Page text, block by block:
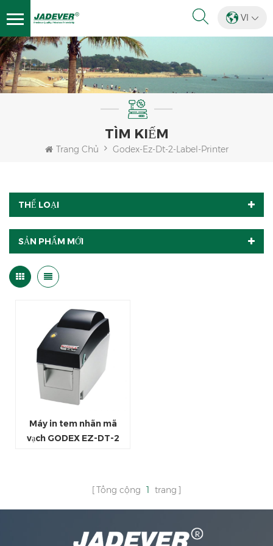
VI
TÌM KIẾM
Trang Chủ Godex-Ez-Dt-2-Label-Printer
THỂ LOẠI
SẢN PHẨM MỚI
Máy in tem nhãn mã
vạch GODEX EZ-DT-2
Tổng cộng 1 trang